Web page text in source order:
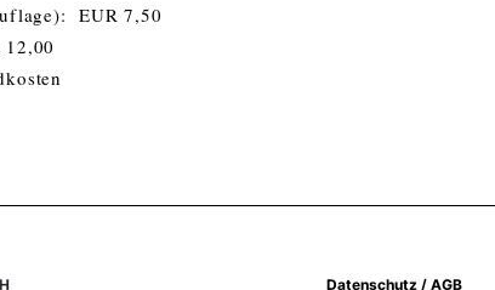
EUR 7,50
Datenschutz / AGB